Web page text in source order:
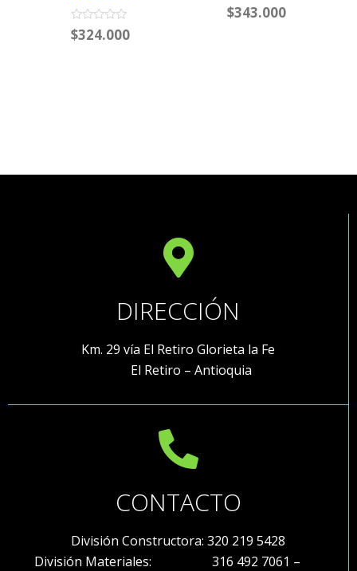
Rated
0
$324.000
Rated
0
$343.000
DIRECCIÓN
Km. 29 vía El Retiro Glorieta la Fe
El Retiro – Antioquia
CONTACTO
División Constructora: 320 219 5428
División Materiales: 316 492 7061 –